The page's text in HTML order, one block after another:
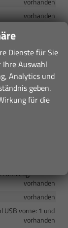
vorhanden
Fenster
vorhanden
vorhanden
vorhanden
vorhanden
USB vorne: 1 und
vorhanden
Dienste für Sie
Auswahl
Analytics und
geben.
für die